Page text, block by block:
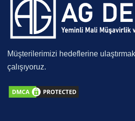
Müşterilerimizi hedeflerine
çalışıyoruz.